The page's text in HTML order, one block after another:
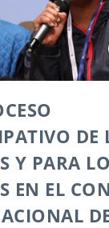
DE
Y PARA
EN EL